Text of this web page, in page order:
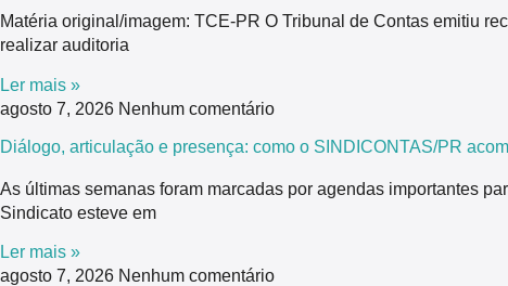
Matéria original/imagem: TCE-PR O Tribunal de Contas emitiu
realizar auditoria
Ler mais »
agosto 7, 2026 Nenhum comentário
Diálogo, articulação e presença: como o SINDICONTAS/PR
As últimas semanas foram marcadas por agendas importantes
Sindicato esteve em
Ler mais »
agosto 7, 2026 Nenhum comentário